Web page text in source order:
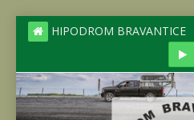
HIPODROM BRAVANTICE